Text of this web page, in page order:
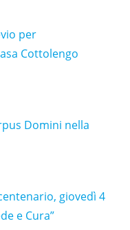
per
Cottolengo
Domini nella
giovedì 4
e Cura”